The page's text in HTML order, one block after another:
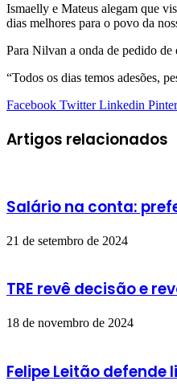
Ismaelly e Mateus alegam que
dias melhores para o povo da
Para Nilvan a onda de pedido de
“Todos os dias temos adesões,
Facebook Twitter Linkedin
Artigos relacionados
Salário na conta:
21 de setembro de 2024
TRE revê decisão e
18 de novembro de 2024
Felipe Leitão defende